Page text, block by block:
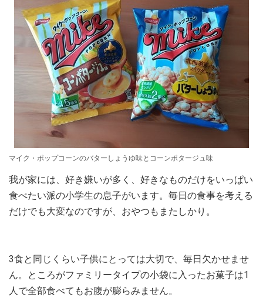
マイク・ポップコーンのバターしょうゆ味とコーンポタージュ味
我が家には、好き嫌いが多く、好きなものだけをいっぱい
食べたい派の小学生の息子がいます。毎日の食事を考える
だけでも大変なのですが、おやつもまたしかり。
3食と同じくらい子供にとっては大切で、毎日欠かせませ
ん。ところがファミリータイプの小袋に入ったお菓子は1
人で全部食べてもお腹が膨らみません。